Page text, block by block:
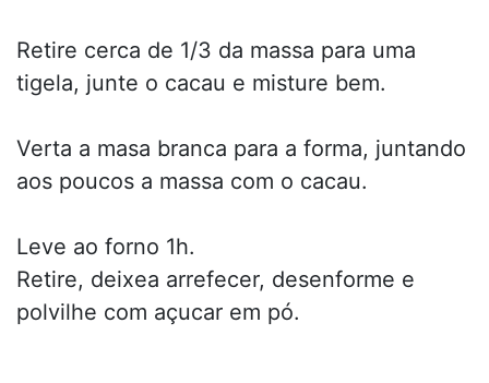
Retire cerca de 1/3 da massa para uma
tigela, junte o cacau e misture bem.
Verta a masa branca para a forma, juntando
aos poucos a massa com o cacau.
Leve ao forno 1h.
Retire, deixea arrefecer, desenforme e
polvilhe com açucar em pó.